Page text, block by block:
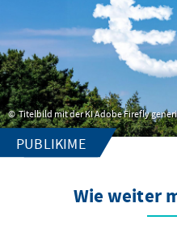
Titelbild mit der KI Adobe Firefly
PUBLIKIME
Wie weiter